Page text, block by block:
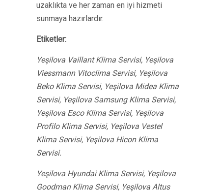
uzaklıkta ve her zaman en iyi hizmeti
sunmaya hazırlardır.
Etiketler:
Yeşilova Vaillant Klima Servisi, Yeşilova
Viessmann Vitoclima Servisi, Yeşilova
Beko Klima Servisi, Yeşilova Midea Klima
Servisi, Yeşilova Samsung Klima Servisi,
Yeşilova Esco Klima Servisi, Yeşilova
Profilo Klima Servisi, Yeşilova Vestel
Klima Servisi, Yeşilova Hicon Klima
Servisi.
Yeşilova Hyundai Klima Servisi, Yeşilova
Goodman Klima Servisi, Yeşilova Altus